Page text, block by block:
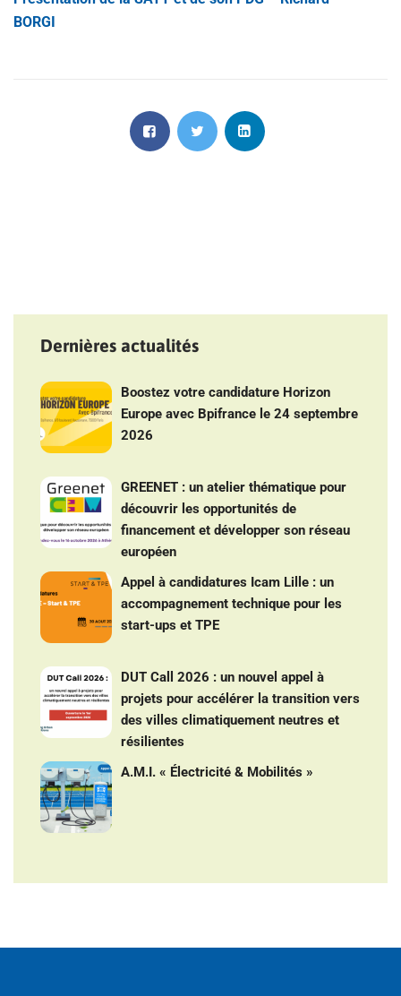
BORGI
Dernières actualités
Boostez votre candidature Horizon
Europe avec Bpifrance le 24 septembre
2026
GREENET : un atelier thématique pour
découvrir les opportunités de
financement et développer son réseau
européen
Appel à candidatures Icam Lille : un
accompagnement technique pour les
start-ups et TPE
DUT Call 2026 : un nouvel appel à
projets pour accélérer la transition vers
des villes climatiquement neutres et
résilientes
A.M.I. « Électricité & Mobilités »